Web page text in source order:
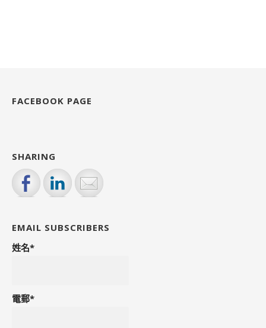
k
FACEBOOK PAGE
SHARING
EMAIL SUBSCRIBERS
姓名*
電郵*